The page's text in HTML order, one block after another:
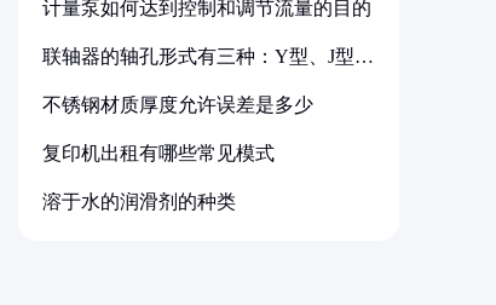
计量泵如何达到控制和调节流量的目的
联轴器的轴孔形式有三种：Y型、J型、
不锈钢材质厚度允许误差是多少
复印机出租有哪些常见模式
溶于水的润滑剂的种类